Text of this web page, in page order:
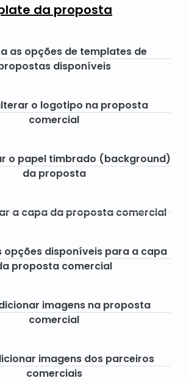
da proposta
as opções de templates de
disponíveis
o logotipo na proposta
comercial
o papel timbrado (background)
da proposta
a capa da proposta comercial
opções disponíveis para a capa
proposta comercial
imagens na proposta
comercial
imagens dos parceiros
comerciais